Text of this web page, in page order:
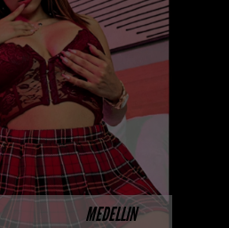
MEDELLIN
prepagos escorts,
putas y
universitarias vip
La mejor agencia
...
INFORMACIÓN